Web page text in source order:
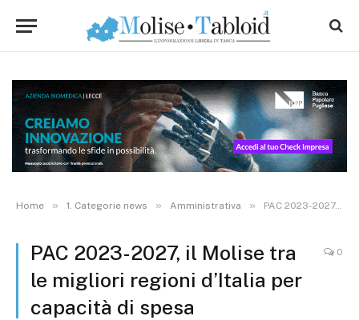
Home » 1. Categorie news » Amministrativa » PAC 2023-2027, il Molise tra le migliori regioni d’Italia per capacità di spesa
PAC 2023-2027, il Molise tra
le migliori regioni d’Italia per
capacità di spesa
0